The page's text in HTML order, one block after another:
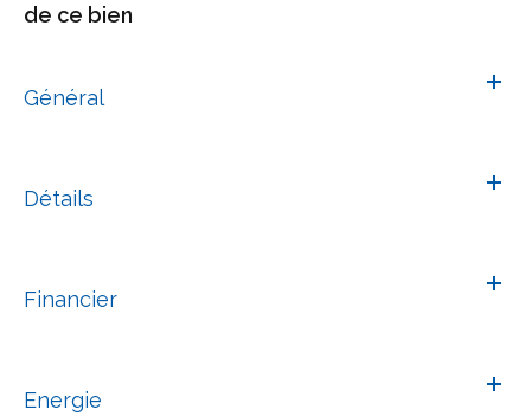
de ce bien
Général
Détails
Financier
Energie